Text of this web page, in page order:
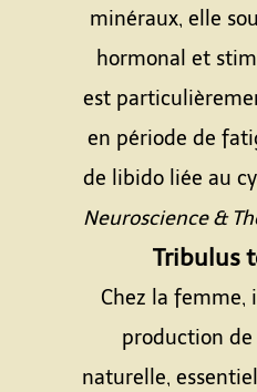
minéraux, elle
hormonal et
est
en période de
de libido liée au
Neuroscience &
Tribulus
Chez la femme,
production
naturelle,